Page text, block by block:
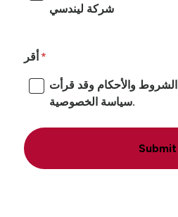
شركة ليندسي
أقر
الشروط والأحكام وقد قرأت
سياسة الخصوصية.
Submit